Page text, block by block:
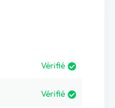
Vérifié
Vérifié